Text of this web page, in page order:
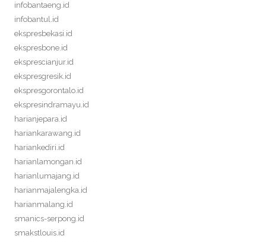
infobantaeng.id
infobantul.id
ekspresbekasi.id
ekspresbone.id
eksprescianjur.id
ekspresgresik.id
ekspresgorontalo.id
ekspresindramayu.id
harianjepara.id
hariankarawang.id
hariankediri.id
harianlamongan.id
harianlumajang.id
harianmajalengka.id
harianmalang.id
smanics-serpong.id
smakstlouis.id